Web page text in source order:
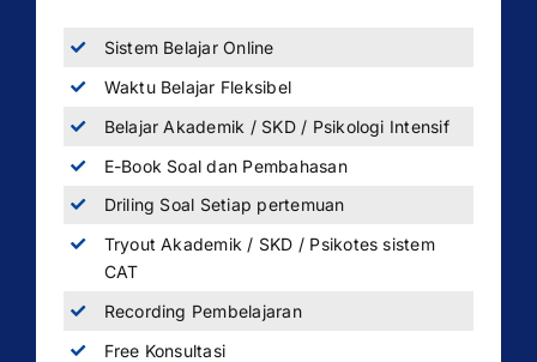
Sistem Belajar Online
Waktu Belajar Fleksibel
Belajar Akademik / SKD / Psikologi Intensif
E-Book Soal dan Pembahasan
Driling Soal Setiap pertemuan
Tryout Akademik / SKD / Psikotes sistem
CAT
Recording Pembelajaran
Free Konsultasi